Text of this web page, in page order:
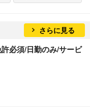
さらに見る
必須/日勤のみ/サービ